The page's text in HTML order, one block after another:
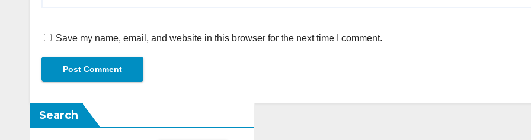
Save my name, email, and website in this browser for the next time I comment.
Search